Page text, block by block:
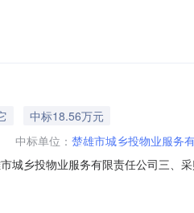
园C3栋二楼联系方式：
中标18.56万元
中标单位： 楚雄市城乡投物业服务
乡投物业服务有限责任公司三、
详见附件中的合同文件八、联系方